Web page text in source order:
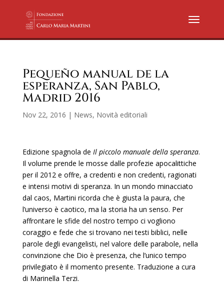
Pequeño manual de la
esperanza, San Pablo,
Madrid 2016
Nov 22, 2016 | News, Novità editoriali
Edizione spagnola de Il piccolo manuale della speranza.
Il volume prende le mosse dalle profezie apocalittiche
per il 2012 e offre, a credenti e non credenti, ragionati
e intensi motivi di speranza. In un mondo minacciato
dal caos, Martini ricorda che è giusta la paura, che
l’universo è caotico, ma la storia ha un senso. Per
affrontare le sfide del nostro tempo ci vogliono
coraggio e fede che si trovano nei testi biblici, nelle
parole degli evangelisti, nel valore delle parabole, nella
convinzione che Dio è presenza, che l’unico tempo
privilegiato è il momento presente. Traduzione a cura
di Marinella Terzi.